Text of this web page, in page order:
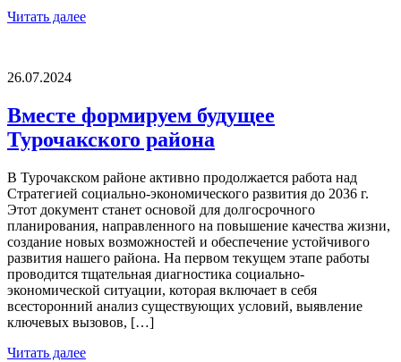
Читать далее
26.07.2024
Вместе формируем будущее
Турочакского района
В Турочакском районе активно продолжается работа над
Стратегией социально-экономического развития до 2036 г.
Этот документ станет основой для долгосрочного
планирования, направленного на повышение качества жизни,
создание новых возможностей и обеспечение устойчивого
развития нашего района. На первом текущем этапе работы
проводится тщательная диагностика социально-
экономической ситуации, которая включает в себя
всесторонний анализ существующих условий, выявление
ключевых вызовов, […]
Читать далее